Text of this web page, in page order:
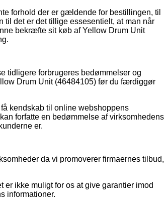
forhold der er gældende for bestillingen, til
til det er det tillige essesentielt, at man når
bekræfte sit køb af Yellow Drum Unit
tidligere forbrugeres bedømmelser og
Drum Unit (46484105) før du færdiggør
kendskab til online webshoppens
forfatte en bedømmelse af virksomhedens
er.
da vi promoverer firmaernes tilbud,
ikke muligt for os at give garantier imod
informationer.